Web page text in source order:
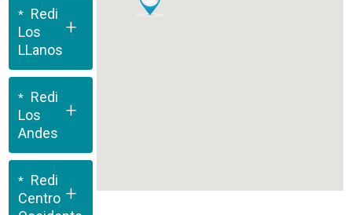
Redi
Los
LLanos
+
Redi
Los
Andes
+
Redi
Centro +